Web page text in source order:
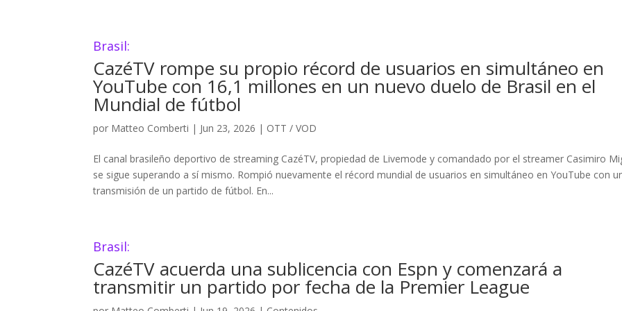
Brasil:
CazéTV rompe su propio récord de usuarios en simultáneo en
YouTube con 16,1 millones en un nuevo duelo de Brasil en el
Mundial de fútbol
por Matteo Comberti | Jun 23, 2026 | OTT / VOD
El canal brasileño deportivo de streaming CazéTV, propiedad de Livemode y comandado por el streamer Casimiro
se sigue superando a sí mismo. Rompió nuevamente el récord mundial de usuarios en simultáneo en YouTube con
transmisión de un partido de fútbol. En...
Brasil:
CazéTV acuerda una sublicencia con Espn y comenzará a
transmitir un partido por fecha de la Premier League